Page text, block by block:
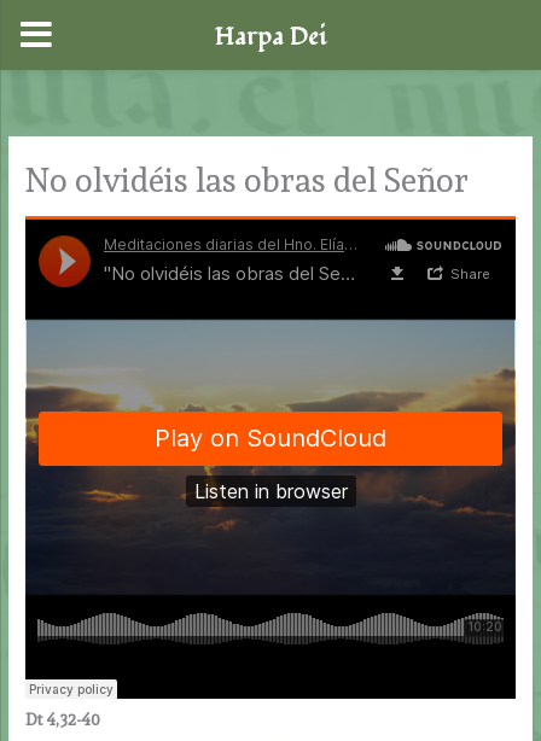
contenido
No olvidéis las obras del Señor
Dt 4,32-40
Harpa Dei